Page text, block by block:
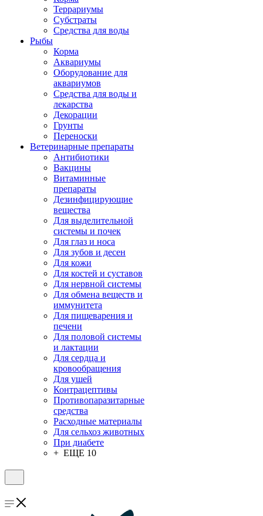
Террариумы
Субстраты
Средства для воды
Рыбы
Корма
Аквариумы
Оборудование для
аквариумов
Средства для воды и
лекарства
Декорации
Грунты
Переноски
Ветеринарные препараты
Антибиотики
Вакцины
Витаминные
препараты
Дезинфицирующие
вещества
Для выделительной
системы и почек
Для глаз и носа
Для зубов и десен
Для кожи
Для костей и суставов
Для нервной системы
Для обмена веществ и
иммунитета
Для пищеварения и
печени
Для половой системы
и лактации
Для сердца и
кровообращения
Для ушей
Контрацептивы
Противопаразитарные
средства
Расходные материалы
Для сельхоз животных
При диабете
+ ЕЩЕ 10